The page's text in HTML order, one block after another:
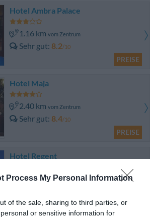
Process My Personal Information
of the sale, sharing to third parties, or
or sensitive information for
Hotel Ambra Palace
1.16 km vom Zentrum
Sehr gut 8.2/10
PREISE
Hotel Maja
2.40 km vom Zentrum
Sehr gut 8.4/10
PREISE
Hotel Regent
1.45 kmvom Zentrum
PREISE